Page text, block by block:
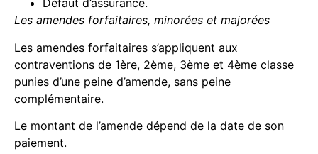
Défaut d’assurance.
Les amendes forfaitaires, minorées et majorées
Les amendes forfaitaires s’appliquent aux
contraventions de 1ère, 2ème, 3ème et 4ème classe
punies d’une peine d’amende, sans peine
complémentaire.
Le montant de l’amende dépend de la date de son
paiement.